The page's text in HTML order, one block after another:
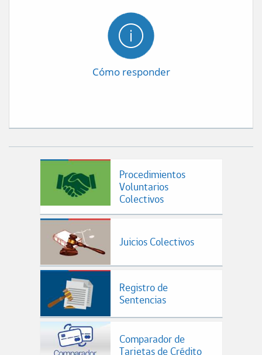
Cómo responder
Procedimientos
Voluntarios
Colectivos
Juicios Colectivos
Registro de
Sentencias
Comparador de
Tarjetas de Crédito